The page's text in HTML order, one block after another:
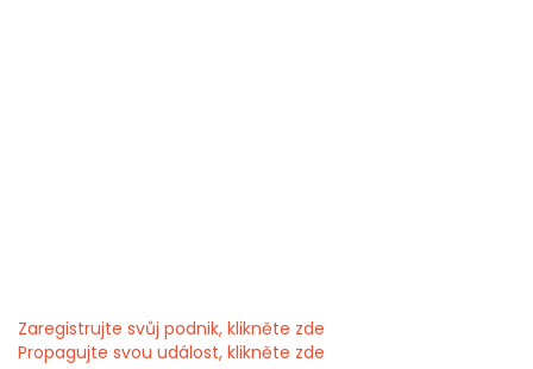
Zaregistrujte svůj podnik, klikněte zde
Propagujte svou událost, klikněte zde